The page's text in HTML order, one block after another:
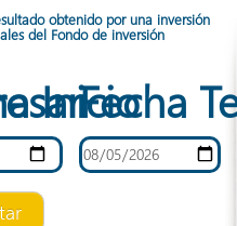
obtenido por una inversión
del Fondo de inversión
Inicio
Fecha